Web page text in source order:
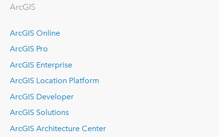
ArcGIS
ArcGIS Online
ArcGIS Pro
ArcGIS Enterprise
ArcGIS Location Platform
ArcGIS Developer
ArcGIS Solutions
ArcGIS Architecture Center